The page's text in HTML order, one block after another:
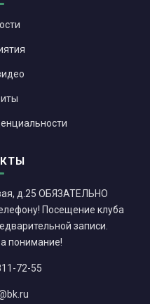
д.25 ОБЯЗАТЕЛЬНО
Посещение клуба
записи.
понимание!
72-55